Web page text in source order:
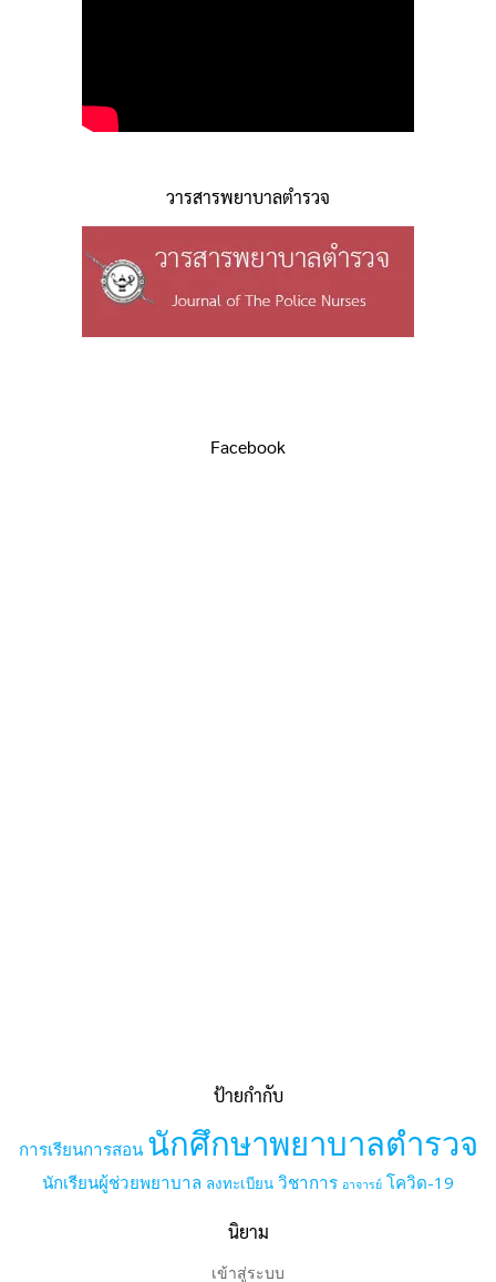
วารสารพยาบาลตำรวจ
Facebook
ป้ายกำกับ
การเรียนการสอน นักศึกษาพยาบาลตำรวจ
นักเรียนผู้ช่วยพยาบาล ลงทะเบียน วิชาการ อาจารย์ โควิด-19
นิยาม
เข้าสู่ระบบ